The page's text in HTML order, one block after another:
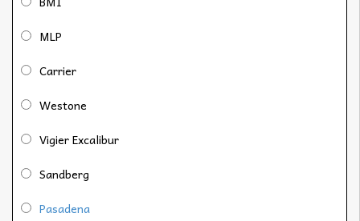
MLP
Carrier
Westone
Vigier Excalibur
Sandberg
Pasadena